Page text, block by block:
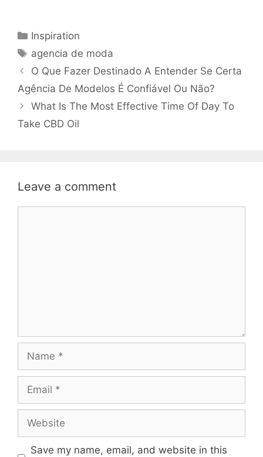
Categories
Inspiration
Tags
agencia de moda
O Que Fazer Destinado A Entender Se Certa
Agência De Modelos É Confiável Ou Não?
What Is The Most Effective Time Of Day To
Take CBD Oil
Leave a comment
Name
Email
Website
Save my name, email, and website in this